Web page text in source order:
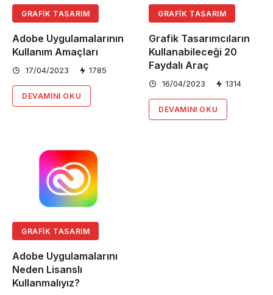
GRAFIK TASARIM
Adobe Uygulamalarının
Kullanım Amaçları
17/04/2023 1785
DEVAMINI OKU
GRAFIK TASARIM
Grafik Tasarımcıların
Kullanabileceği 20
Faydalı Araç
16/04/2023 1314
DEVAMINI OKU
GRAFIK TASARIM
Adobe Uygulamalarını
Neden Lisanslı
Kullanmalıyız?